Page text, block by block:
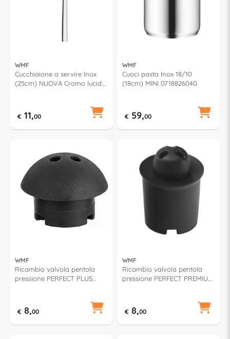
WMF
Cucchiaione a servire Inox
(25cm) NUOVA Cromo lucido
€ 11,00
WMF
Cuoci pasta Inox 18/10
(18cm) MINI 0718826040
€ 59,00
WMF
Ricambio valvola pentola
pressione PERFECT PLUS
€ 8,00
WMF
Ricambio valvola pentola
pressione PERFECT PREMIUM
€ 8,00